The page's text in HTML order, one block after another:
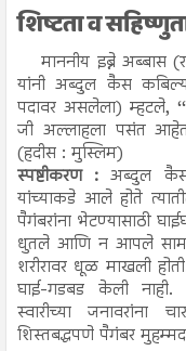
शिष्टता व
माननीय इब्ने अब्बास
यांनी अब्दुल कैस
पदावर असलेला) म्हटले,
जी अल्लाहला पसंत
(हदीस : मुस्लिम)
स्पष्टीकरण :अब्दुल
यांच्याकडे आले होते
पैगंबरांना भेटण्यासाठी
धुतले आणि न आपले
शरीरावर धूळ माखली
घाई-गडबड केली
स्वारीच्या
शिस्तबद्धपणे पैगंबर